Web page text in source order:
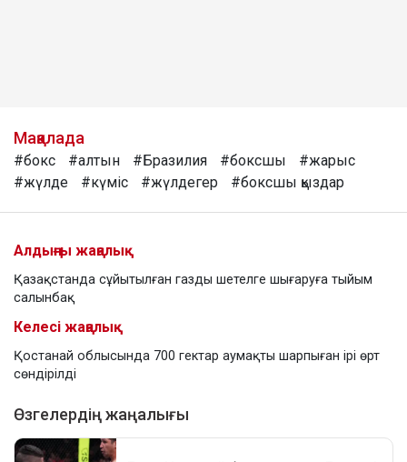
Мақалада
#бокс #алтын #Бразилия #боксшы
#жарыс
#жүлде
#күміс #жүлдегер #боксшы қыздар
Алдыңғы жаңалық
Қазақстанда сұйытылған газды шетелге шығаруға тыйым
салынбақ
Келесі жаңалық
Қостанай облысында 700 гектар аумақты шарпыған ірі өрт
сөндірілді